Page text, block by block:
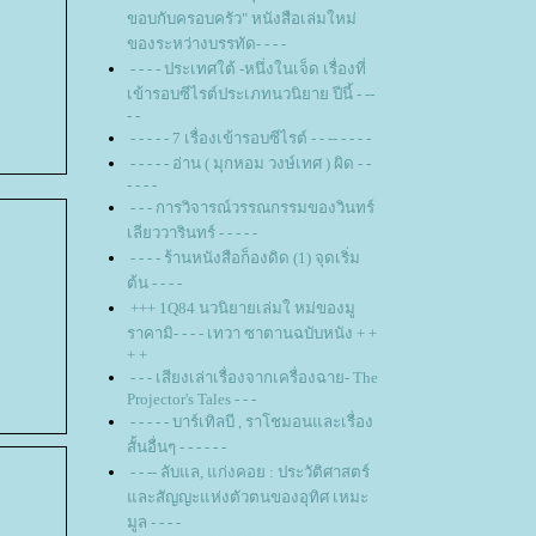
ขอบกับครอบครัว" หนังสือเล่มใหม่
ของระหว่างบรรทัด- - - -
- - - - ประเทศใต้ -หนึ่งในเจ็ด เรื่องที่
เข้ารอบซีไรต์ประเภทนวนิยาย ปีนี้ - --
- -
- - - - - 7 เรื่องเข้ารอบซีไรต์ - - -- - - - -
- - - - - อ่าน ( มุกหอม วงษ์เทศ ) ผิด - -
- - - -
- - - การวิจารณ์วรรณกรรมของวินทร์
เลียววารินทร์ - - - - -
- - - - ร้านหนังสือก็องดิด (1) จุดเริ่ม
ต้น - - - -
+++ 1Q84 นวนิยายเล่มใ หม่ของมู
ราคามิ- - - - เทวา ซาตานฉบับหนัง + +
+ +
- - - เสียงเล่าเรื่องจากเครื่องฉาย- The
Projector's Tales - - -
- - - - - บาร์เทิลบี , ราโชมอนและเรื่อง
สั้นอื่นๆ - - - - - -
- - -- ลับแล, แก่งคอย : ประวัติศาสตร์
ละสัญญะแห่งตัวตนของอุทิศ เหมะ
มูล - - - -